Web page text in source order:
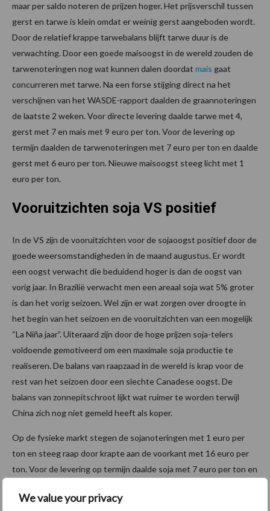
We value your privacy
maar per saldo noteren de prijzen hoger. Het prijsverschil tussen
gerst en tarwe is klein omdat er weinig gerst aangeboden wordt.
Door de relatief krappe tarwebalans blijft tarwe duur is de
verwachting. Door een goede maisoogst in de wereld zouden de
tarwenoteringen nog wat kunnen dalen doordat mais gaat
concurreren met tarwe. Na een forse stijging direct na het
verschijnen van het WASDE-rapport daalden de graannoteringen
de laatste 2 weken. Voor directe levering daalde tarwe met 4,
gerst met 7 en mais met 9 euro per ton. Voor de levering op
termijn daalden de tarwenoteringen met 7 euro per ton en daalde
gerst met 6 euro per ton. Nieuwe maisoogst steeg licht met 1
euro per ton.
Vooruitzichten soja VS positief
In de VS zijn de vooruitzichten voor de sojaoogst positief door de
goede weersomstandigheden in de maand augustus. Er wordt
een oogst verwacht die beduidend hoger is dan de oogst van
vorig jaar. In Brazilië verwacht men een areaal soja wat 5% groter
is dan het vorig seizoen. Wel zijn er wat zorgen over droogte in
het begin van het seizoen en de vooruitzichten van een mogelijk
“La Niña jaar”. Uiteraard zijn door de hoge prijzen soja-telers
voldoende gemotiveerd om een maximale soja productie te
realiseren. De balans van raapzaad in de wereld is krap voor de
rest van het seizoen door een slechte Canadese oogst. De
balans van zonnepitschroot lijkt wat ruimer te worden terwijl
China zich nog niet gemeld heeft als koper.
Op de fysieke markt stegen de sojanoteringen met 1 euro per
ton en steeg raap door krapte aan de voorkant met 16 euro per
ton. Voor de levering op termijn daalde soja met 7 euro per ton en